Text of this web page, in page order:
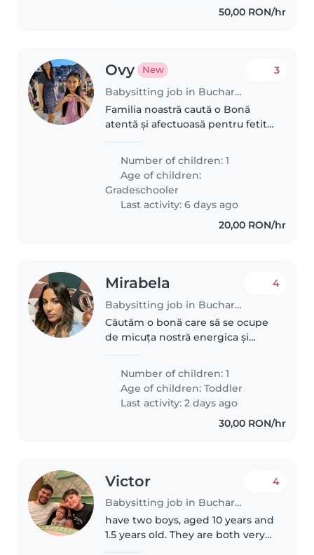
50,00 RON/hr
Ovy New
Babysitting job in Bucharest
3
Familia noastră caută o Bonă
atentă și afectuoasă pentru fetita
care să o susțină la teme și să se
adapteze energiei sale pozitive.
Locuim într-o casă..
Number of children: 1
Age of children:
Gradeschooler
Last activity: 6 days ago
20,00 RON/hr
Mirabela
Babysitting job in Bucharest
4
Căutăm o bonă care să se ocupe
de micuța nostră energica și
Number of children: 1
Age of children:Toddler
Last activity: 2 days ago
30,00 RON/hr
Victor
Babysitting job in Bucharest
4
have two boys, aged 10 years and
1.5 years old. They are both very